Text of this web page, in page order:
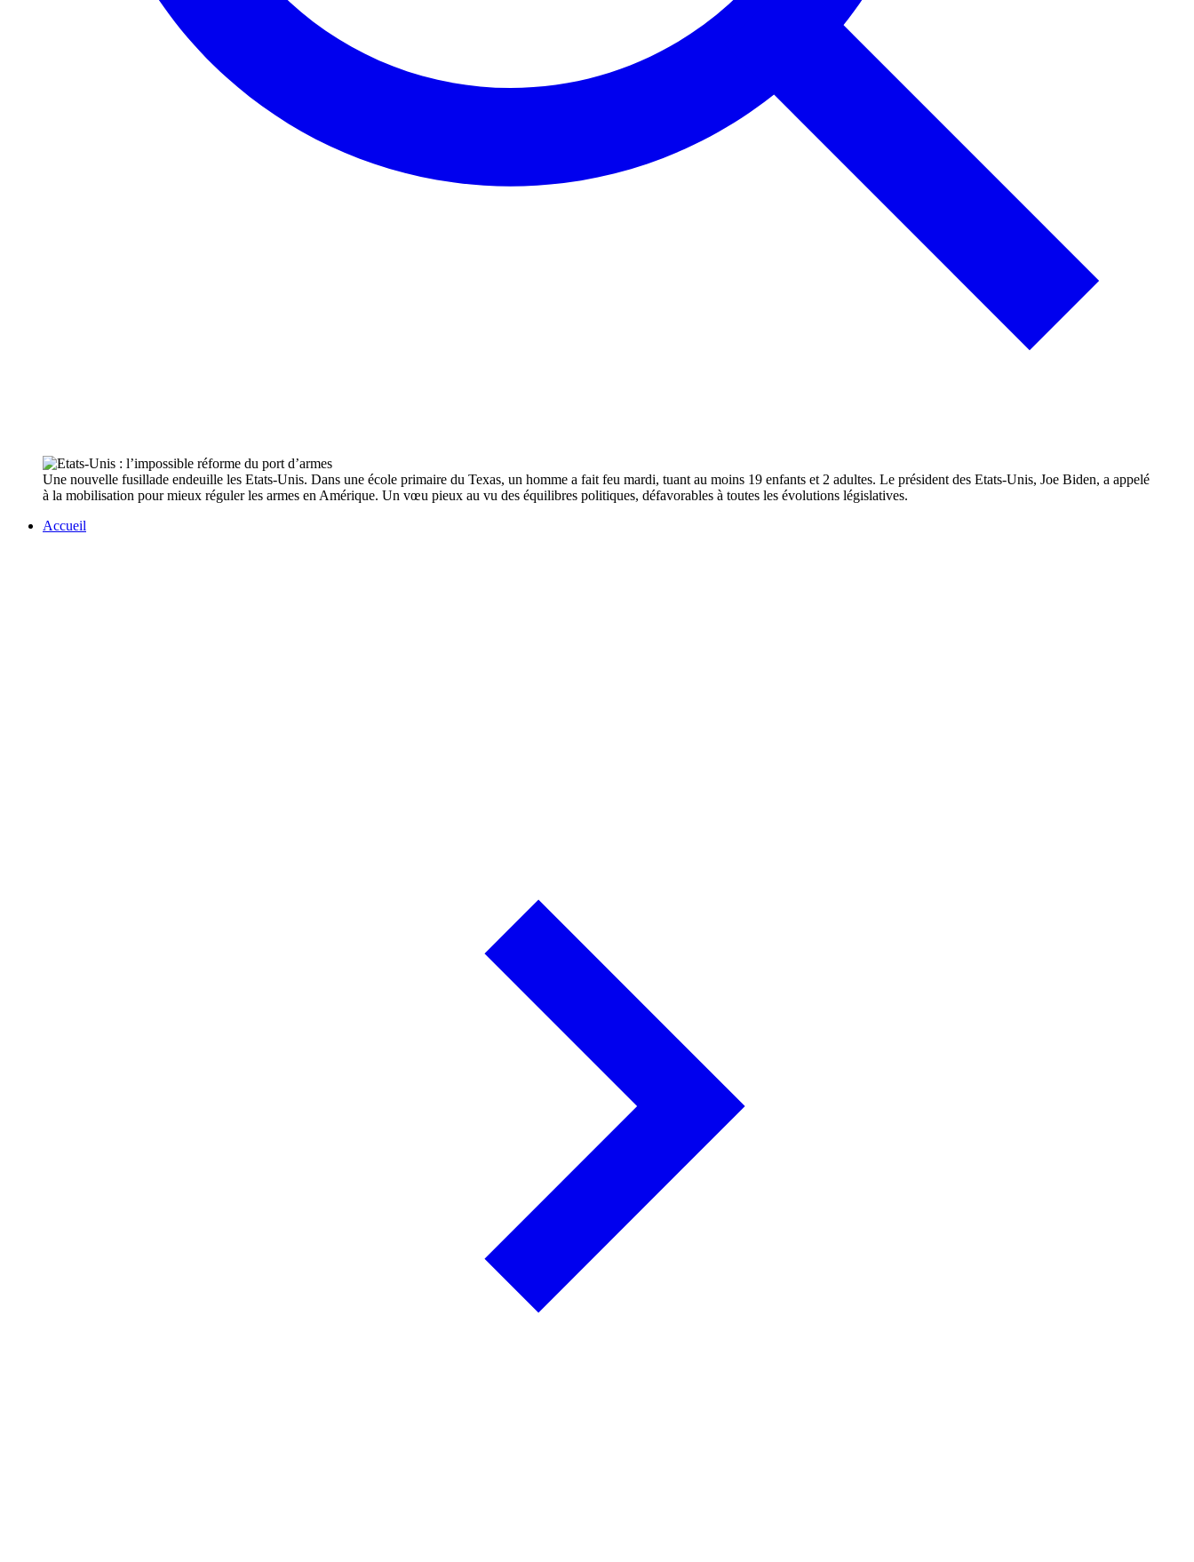
Une nouvelle fusillade endeuille les Etats-Unis. Dans une école primaire du Texas, un homme a fait feu mardi, tuant au moins 19 enfants et 2 adultes. Le président des Etats-Unis, Joe Biden, a appelé
à la mobilisation pour mieux réguler les armes en Amérique. Un vœu pieux au vu des équilibres politiques, défavorables à toutes les évolutions législatives.
Accueil